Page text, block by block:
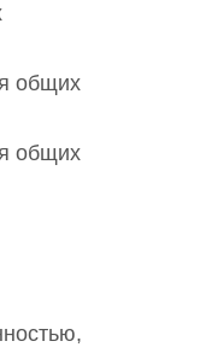
общих
общих